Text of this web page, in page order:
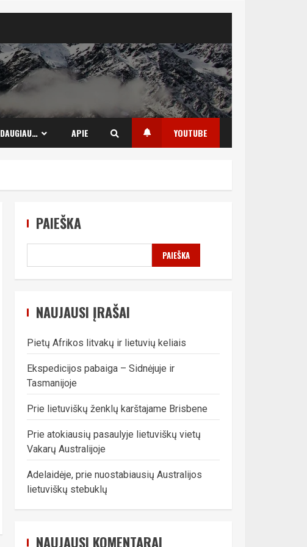
DAUGIAU… APIE YOUTUBE
PAIEŠKA
PAIEŠKA
NAUJAUSI ĮRAŠAI
Pietų Afrikos litvakų ir lietuvių keliais
Ekspedicijos pabaiga – Sidnėjuje ir
Tasmanijoje
Prie lietuviškų ženklų karštajame Brisbene
Prie atokiausių pasaulyje lietuviškų vietų
Vakarų Australijoje
Adelaidėje, prie nuostabiausių Australijos
lietuviškų stebuklų
NAUJAUSI KOMENTARAI